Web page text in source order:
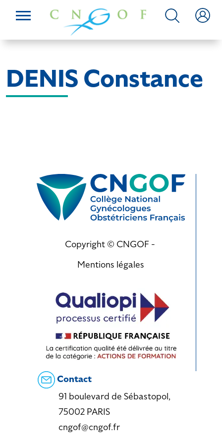
DENIS Constance
Copyright © CNGOF -
Mentions légales
Contact
91 boulevard de Sébastopol,
75002 PARIS
cngof@cngof.fr